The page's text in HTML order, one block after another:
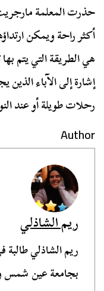
حذرت المعلمة
أكثر راحة ويمكن
هي الطريقة التي يتم
إشارة إلى الآباء
رحلات طويلة أو عند
Author
ريم الشاذلي
ريم الشاذلي
بجامعة عين شمس